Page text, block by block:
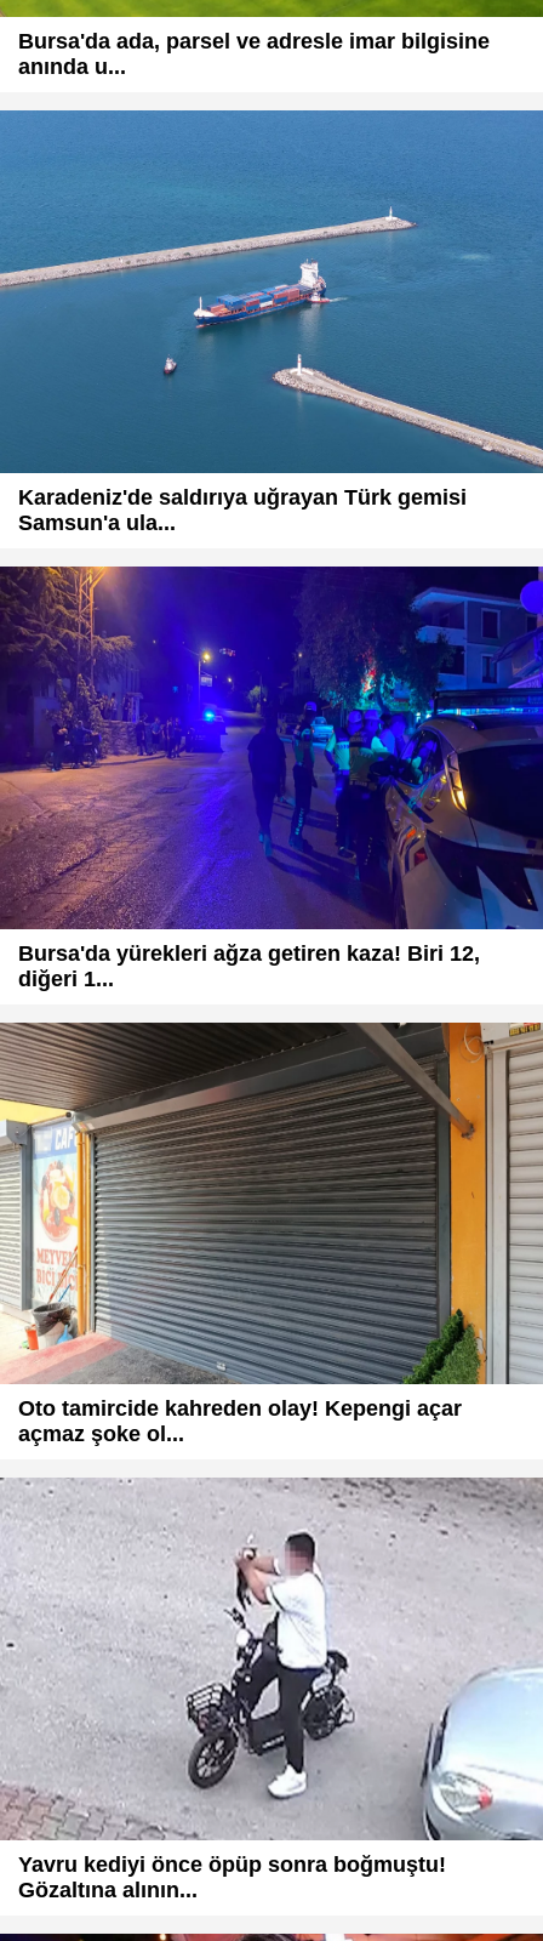
Bursa'da ada, parsel ve adresle imar bilgisine
anında u...
Karadeniz'de saldırıya uğrayan Türk gemisi
Samsun'a ula...
Bursa'da yürekleri ağza getiren kaza! Biri 12,
diğeri 1...
Oto tamircide kahreden olay! Kepengi açar
açmaz şoke ol...
Yavru kediyi önce öpüp sonra boğmuştu!
Gözaltına alının...